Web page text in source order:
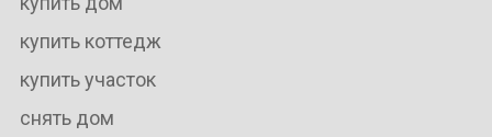
купить коттедж
купить участок
снять дом